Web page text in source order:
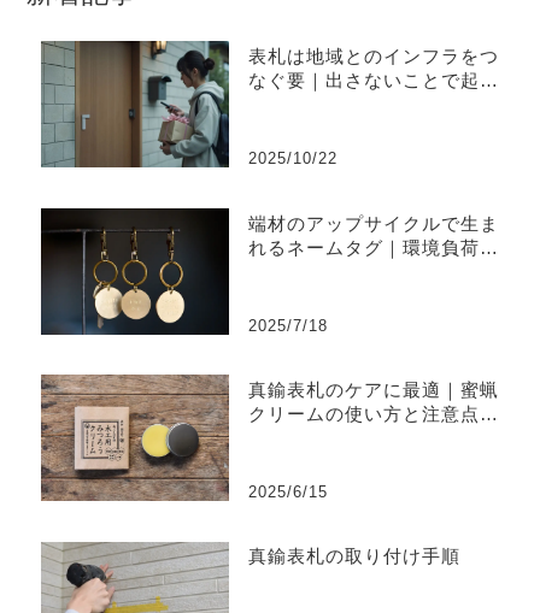
表札は地域とのインフラをつ
なぐ要｜出さないことで起き
2025/10/22
端材のアップサイクルで生ま
れるネームタグ｜環境負荷を
2025/7/18
真鍮表札のケアに最適｜蜜蝋
クリームの使い方と注意点ま
2025/6/15
真鍮表札の取り付け手順